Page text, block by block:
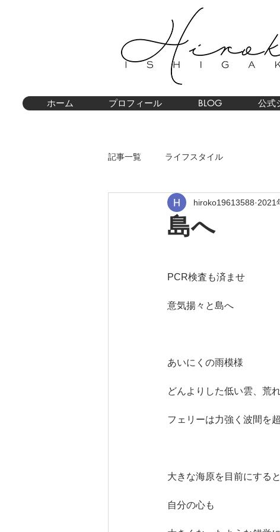
ホーム プロフィール BLOG 公式
記事一覧 ライフスタイル
島へ
hiroko19613588 2021
PCR検査も済ませ
意気揚々と島へ
あいにくの雨模様
どんよりした低い雲、荒
フェリーは力強く波間を
大きな海原を目前にすると
自分の心も